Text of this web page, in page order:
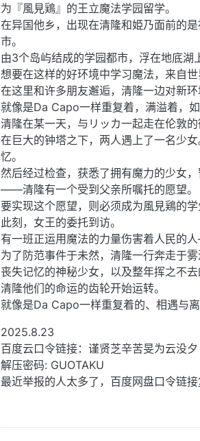
为『風見鶏』的王立魔法学园留学。
在异国他乡，出现在清隆和姫乃面前的
市。
由3个岛屿结成的学园都市，浮在地底湖
想要在这样的好环境中学习魔法，来自
在这里和许多朋友邂逅，清隆一边对新
就像是Da Capo一样重复着，满溢着，
清隆在某一天，与リッカ一起走在伦敦的
在巨大的钟塔之下，两人遇上了一名少
忆。
然后经过检查，获悉了拥有魔力的少女，
——清隆有一个受到父亲所嘱托的愿望。
要实现这个愿望，则必须成为風見鶏的
此刻，女王的委托到访。
有一班正运用魔法的力量伤害着人民的
为了防范事件于未然，清隆一行奔走于雾
丧失记忆的神秘少女，以及整年挥之不
清隆他们的命运的齿轮开始运转。
就像是Da Capo一样重复着的、相遇与离
2025.8.23
百度云口令链接：谨贤芝辛苦旻为云没夕
解压密码: GUOTAKU
最近举报的人太多了，百度网盘口令链